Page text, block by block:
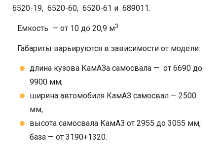
6520-19, 6520-60, 6520-61 и 689011.
Емкость — от 10 до 20,9 м3
Габариты варьируются в зависимости от модели:
длина кузова КамАЗа самосвала — от 6690 до
9900 мм;
ширина автомобиля КамАЗ самосвал — 2500
мм;
высота самосвала КамАЗ от 2955 до 3055 мм,
база — от 3190+1320.